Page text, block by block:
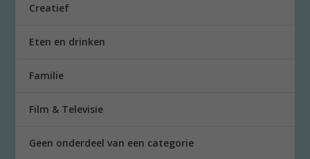
Creatief
Eten en drinken
Familie
Film & Televisie
Geen onderdeel van een categorie